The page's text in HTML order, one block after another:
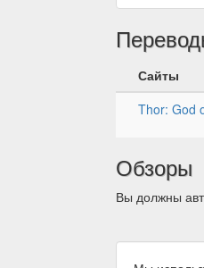
Сайты
Thor: God
Обзоры
Вы должны